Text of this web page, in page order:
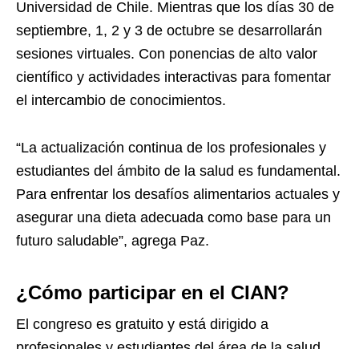
Universidad de Chile. Mientras que los días 30 de
septiembre, 1, 2 y 3 de octubre se desarrollarán
sesiones virtuales. Con ponencias de alto valor
científico y actividades interactivas para fomentar
el intercambio de conocimientos.
“La actualización continua de los profesionales y
estudiantes del ámbito de la salud es fundamental.
Para enfrentar los desafíos alimentarios actuales y
asegurar una dieta adecuada como base para un
futuro saludable”, agrega Paz.
¿Cómo participar en el CIAN?
El congreso es gratuito y está dirigido a